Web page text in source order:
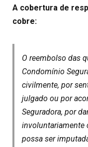
A cobertura de
cobre:
O reembolso das
Condomínio
civilmente, por
julgado ou por
Seguradora, por
involuntariamente
possa ser